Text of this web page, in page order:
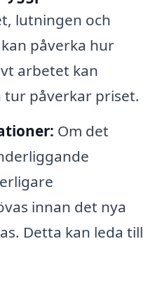
lutningen och
påverka hur
arbetet kan
tur påverkar priset.
Om det
innan det nya
Detta kan leda till